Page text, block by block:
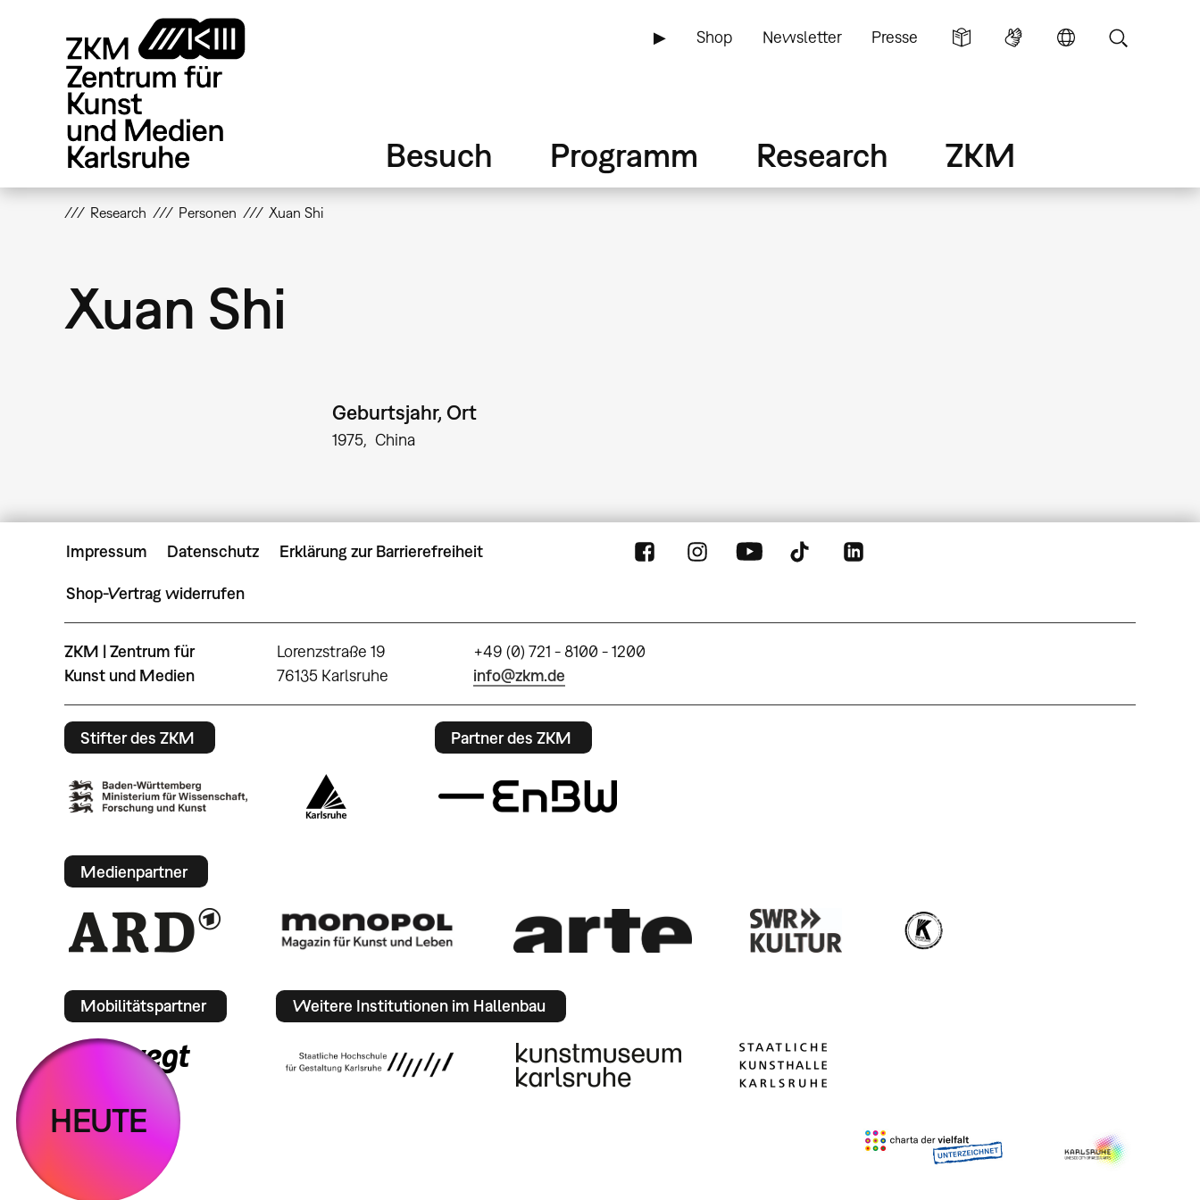
▶ Shop Newsletter Presse
Besuch Programm Research ZKM
Research Personen Xuan Shi
Xuan Shi
Geburtsjahr, Ort
1975 China
Impressum Datenschutz Erklärung zur Barrierefreiheit
Shop-Vertrag widerrufen
ZKM | Zentrum für
Kunst und Medien
Lorenzstraße 19
76135 Karlsruhe
+49 (0) 721 - 8100 - 1200
info@zkm.de
Stifter des ZKM Partner des ZKM
Medienpartner
Mobilitätspartner Weitere Institutionen im Hallenbau
HEUTE